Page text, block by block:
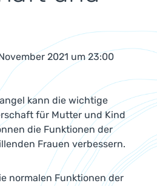
2021 um 23:00
kann die wichtige
für Mutter und Kind
die Funktionen der
Frauen verbessern.
normalen Funktionen der